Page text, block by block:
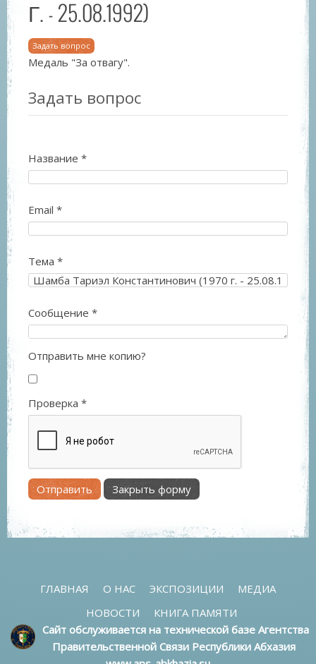
Г. - 25.08.1992)
Задать вопрос
Медаль "За отвагу".
Задать вопрос
Название *
Email *
Тема *
Сообщение *
Отправить мне копию?
Проверка *
Отправить Закрыть форму
ГЛАВНАЯ О НАС ЭКСПОЗИЦИИ
МЕДИА
НОВОСТИ
КНИГА ПАМЯТИ
Сайт обслуживается на технической базе Агентства
Правительственной Связи Республики Абхазия